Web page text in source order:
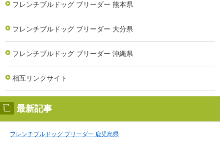
フレンチブルドッグ ブリーダー 熊本県
フレンチブルドッグ ブリーダー 大分県
フレンチブルドッグ ブリーダー 沖縄県
相互リンクサイト
最新記事
フレンチブルドッグ ブリーダー 鹿児島県